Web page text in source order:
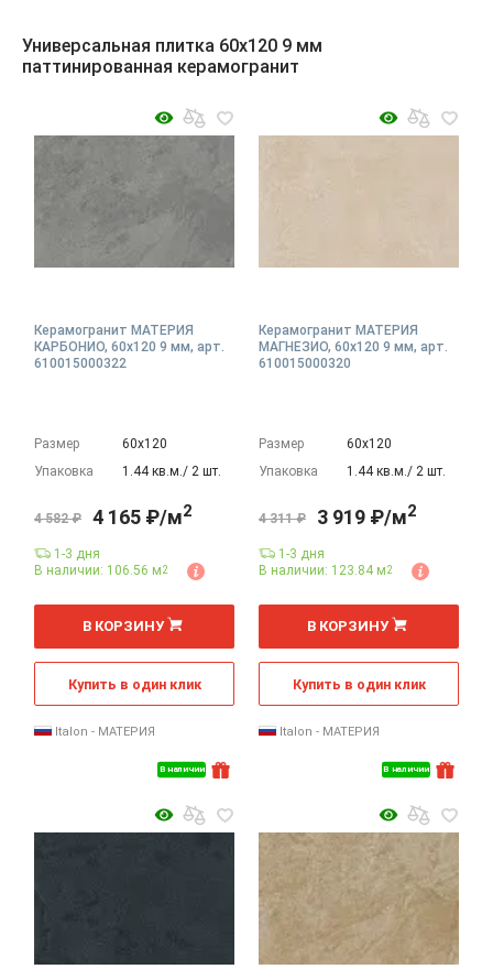
Универсальная плитка 60x120 9 мм
паттинированная керамогранит
Керамогранит МАТЕРИЯ
КАРБОНИО, 60x120 9 мм, арт.
610015000322
Размер
60х120
Упаковка
1.44 кв.м./ 2 шт.
В наличии
4 582 ₽ 4 165 ₽/м2
1-3 дня
В наличии: 106.56 м2
м
В КОРЗИНУ
Купить в один клик
Italon - МАТЕРИЯ
Керамогранит МАТЕРИЯ
МАГНЕЗИО, 60x120 9 мм, арт.
610015000320
Размер
60х120
Упаковка
1.44 кв.м./ 2 шт.
В наличии
4 311 ₽ 3 919 ₽/м2
1-3 дня
В наличии: 123.84 м2
м
В КОРЗИНУ
Купить в один клик
Italon - МАТЕРИЯ